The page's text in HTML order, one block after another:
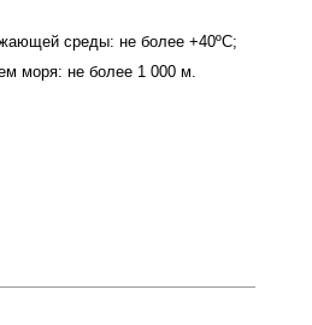
среды: не более +40ºС;
моря: не более 1 000 м.